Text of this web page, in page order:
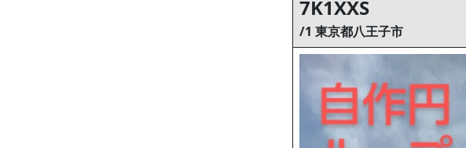
7K1XXS
/1 東京都八王子市